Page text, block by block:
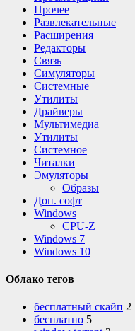
Прочее
Развлекательные
Расширения
Редакторы
Связь
Симуляторы
Системные
Утилиты
Драйверы
Мультимедиа
Утилиты
Системное
Читалки
Эмуляторы
Образы
Доп. софт
Windows
CPU-Z
Windows 7
Windows 10
Облако тегов
бесплатный скайп 2
бесплатно 5